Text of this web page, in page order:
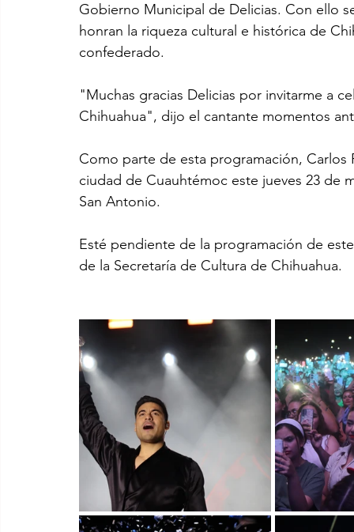
Gobierno Municipal de Delicias. Con ello
honran la riqueza cultural e histórica de
confederado.
"Muchas gracias Delicias por invitarme a
Chihuahua", dijo el cantante momentos
Como parte de esta programación,
ciudad de Cuauhtémoc este jueves 23 de
San Antonio.
Esté pendiente de la programación de
de la Secretaría de Cultura de Chihuahua.